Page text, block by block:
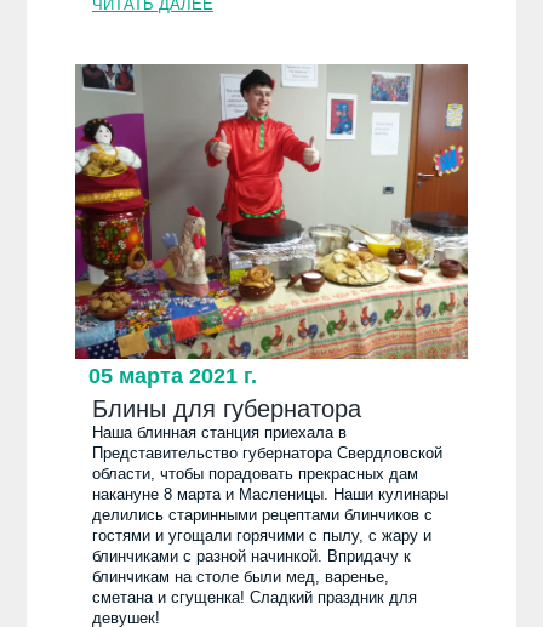
ЧИТАТЬ ДАЛЕЕ
05 марта 2021 г.
Блины для губернатора
Наша блинная станция приехала в
Представительство губернатора Свердловской
области, чтобы порадовать прекрасных дам
накануне 8 марта и Масленицы. Наши кулинары
делились старинными рецептами блинчиков с
гостями и угощали горячими с пылу, с жару и
блинчиками с разной начинкой. Впридачу к
блинчикам на столе были мед, варенье,
сметана и сгущенка! Сладкий праздник для
девушек!